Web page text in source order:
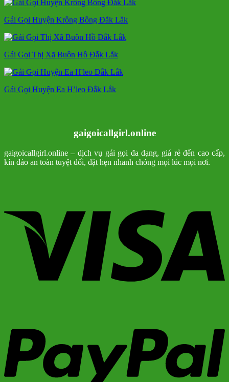
Gái Gọi Huyện Krông Bông Đắk Lắk
Gái Gọi Thị Xã Buôn Hồ Đắk Lắk
Gái Gọi Huyện Ea H’leo Đắk Lắk
gaigoicallgirl.online
gaigoicallgirl.online – dịch vụ gái gọi đa dạng, giá rẻ đến cao cấp,
kín đáo an toàn tuyệt đối, đặt hẹn nhanh chóng mọi lúc mọi nơi.